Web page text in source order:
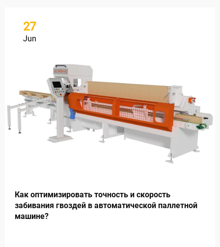
27
Jun
Как оптимизировать точность и скорость
забивания гвоздей в автоматической паллетной
машине?